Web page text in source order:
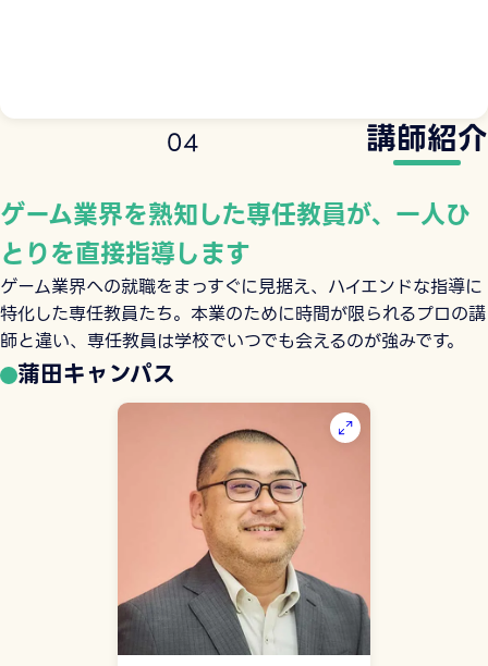
04 講師紹介
ゲーム業界を熟知した専任教員が、一人ひ
とりを直接指導します
ゲーム業界への就職をまっすぐに見据え、ハイエンドな指導に
特化した専任教員たち。本業のために時間が限られるプロの講
師と違い、専任教員は学校でいつでも会えるのが強みです。
蒲田キャンパス